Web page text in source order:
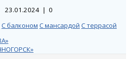
23.01.2024 | 0
С балконом С мансардой С террасой